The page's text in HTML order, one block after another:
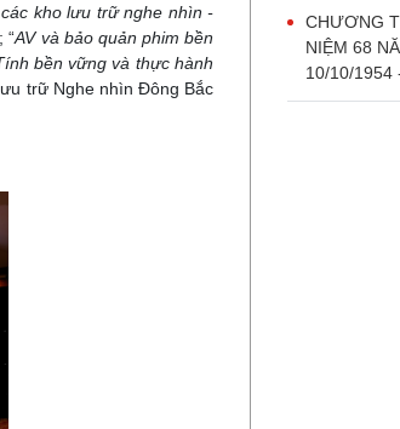
kho lưu trữ nghe nhìn -
“AV và bảo quản phim bền
bền vững và thực hành
trữ Nghe nhìn Đông Bắc
CHƯƠNG
NIỆM 68
10/10/1954